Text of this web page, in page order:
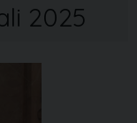
2025